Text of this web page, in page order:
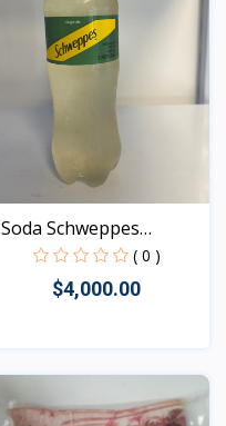
Soda Schweppes
Personal
( 0 )
$4,000.00
Vista